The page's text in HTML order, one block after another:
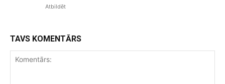
Atbildēt
TAVS KOMENTĀRS